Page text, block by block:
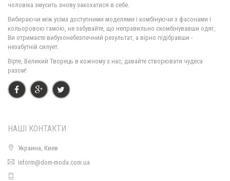
1210.00грн.
Жіночий пуховик пальто норма і великого розміру
чоловіка змусить знову закохатися в себе.
Вибираючи між усіма доступними моделями і комбінуючи з фасонами і
кольоровою гамою, не забувайте, що неправильно скомбінувавши одяг,
Ви отримаєте вибухонебезпечний результат, а вірно підібравши -
незабутній силует.
Вірте, Великий Творець в кожному з нас, давайте створювати чудеса
разом!
НАШІ КОНТАКТИ
Украина, Киев
inform@dom-moda.com.ua